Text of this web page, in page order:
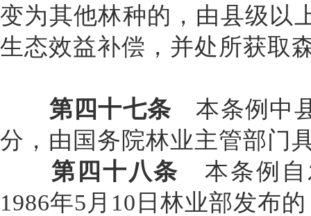
变为其他林种的，由县级以
生态效益补偿，并处所获取
第四十七条 本条例中
分，由国务院林业主管部门
第四十八条 本条例自
1986年5月10日林业部发布